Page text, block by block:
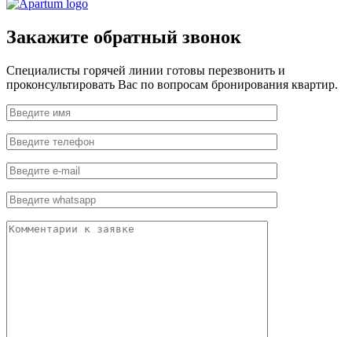
Закажите обратный звонок
Специалисты горячей линии готовы перезвонить и
проконсультировать Вас по вопросам бронирования квартир.